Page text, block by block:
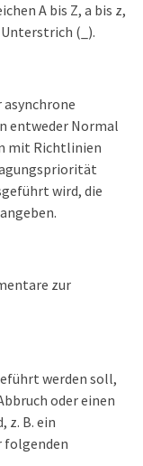
A bis Z, a bis z,
(_).
entweder Normal
mit Richtlinien
wird, die
zur
werden soll,
oder einen
z. B. ein
folgenden